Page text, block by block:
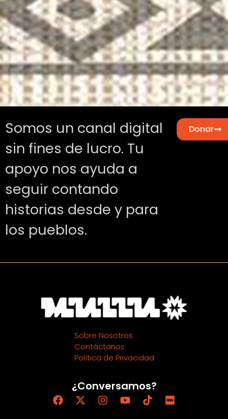
Somos un canal digital
sin fines de lucro. Tu
apoyo nos ayuda a
seguir contando
historias desde y para
los pueblos.
Donar
Sobre Nosotros
Contáctanos
Política de Privacidad
¿Conversamos?